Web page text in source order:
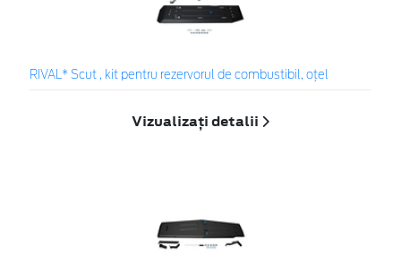
RIVAL* Scut , kit pentru rezervorul de combustibil, oțel
Vizualizați detalii